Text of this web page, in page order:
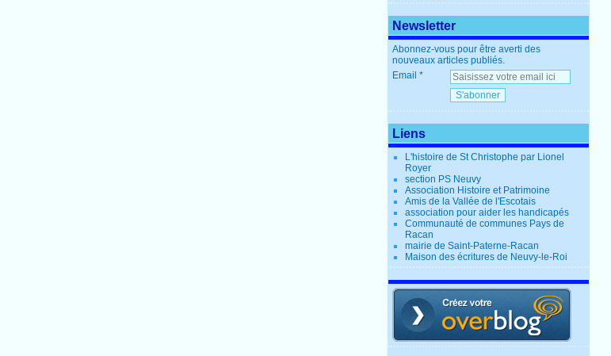
Newsletter
Abonnez-vous pour être averti des
nouveaux articles publiés.
Email
Liens
L'histoire de St Christophe par Lionel
Royer
section PS Neuvy
Association Histoire et Patrimoine
Amis de la Vallée de l'Escotais
association pour aider les handicapés
Communauté de communes Pays de
Racan
mairie de Saint-Paterne-Racan
Maison des écritures de Neuvy-le-Roi